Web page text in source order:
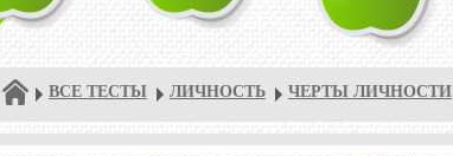
ВСЕ ТЕСТЫ ЛИЧНОСТЬ ЧЕРТЫ ЛИЧНОСТИ